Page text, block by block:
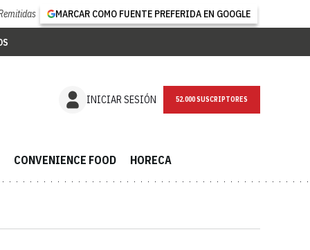
MARCAR COMO FUENTE PREFERIDA EN GOOGLE
INICIAR SESIÓN NEWSLETTER
CONVENIENCE FOOD HORECA